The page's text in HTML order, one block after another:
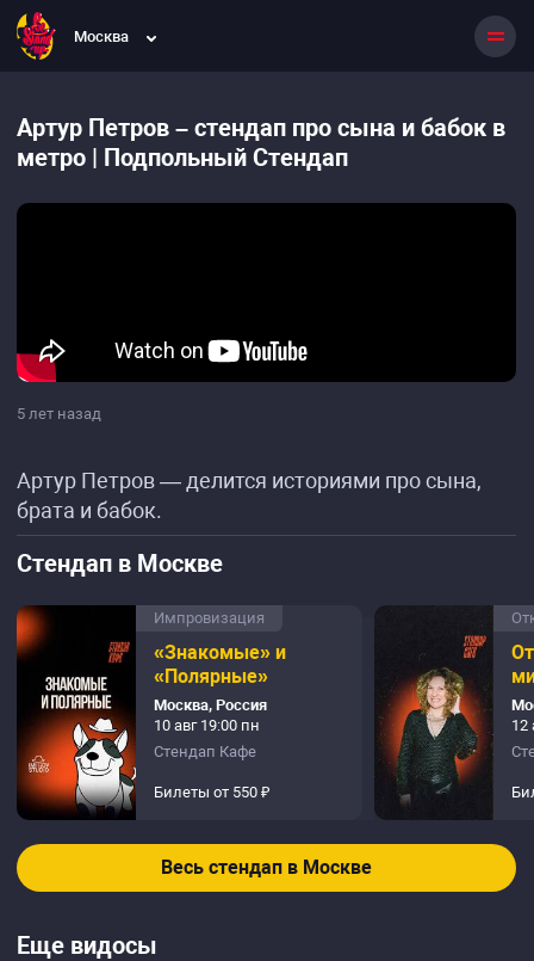
Москва
Артур Петров – стендап про сына и бабок в
метро | Подпольный Стендап
5 лет назад
Артур Петров — делится историями про сына,
брата и бабок.
Стендап в Москве
Импровизация
«Знакомые» и
«Полярные»
Москва, Россия
10 авг 19:00 пн
Стендап Кафе
Билеты от 550 ₽
12
Весь стендап в Москве
Еще видосы